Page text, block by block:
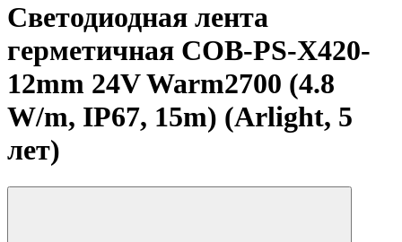
Светодиодная лента
герметичная COB-PS-X420-
12mm 24V Warm2700 (4.8
W/m, IP67, 15m) (Arlight, 5
лет)